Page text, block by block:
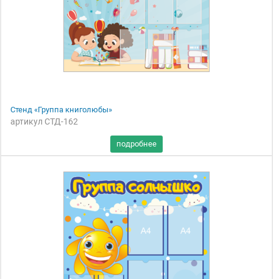
Стенд «Группа книголюбы»
артикул СТД-162